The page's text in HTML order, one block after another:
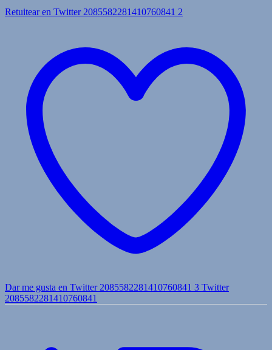
Retuitear en Twitter 2085582281410760841 2
Dar me gusta en Twitter 2085582281410760841 3 Twitter
2085582281410760841